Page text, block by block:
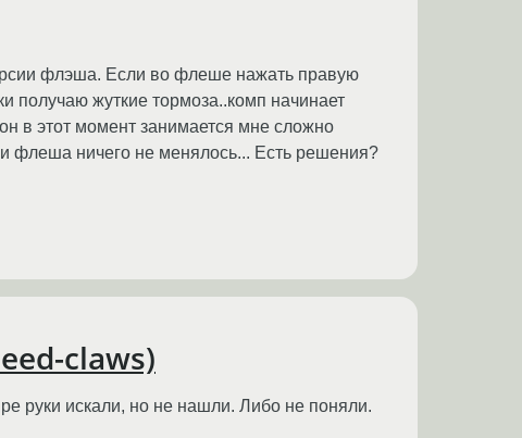
флэша. Если во флеше нажать правую
жуткие тормоза..комп начинает
в этот момент занимается мне сложно
флеша ничего не менялось... Есть решения?
claws)
руки искали, но не нашли. Либо не поняли.